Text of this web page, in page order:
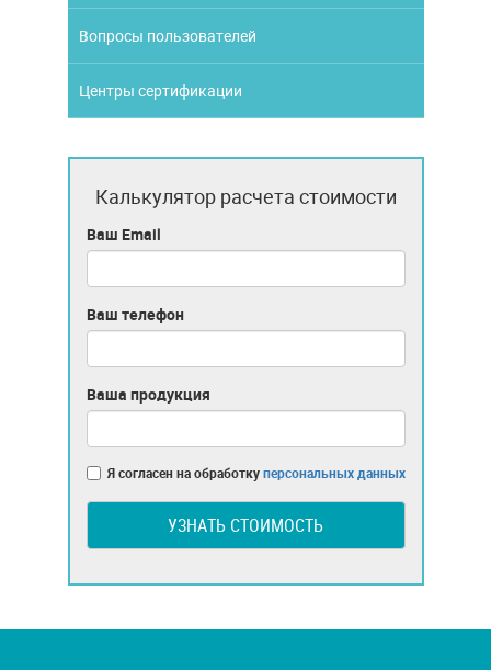
Вопросы пользователей
Центры сертификации
Калькулятор расчета стоимости
Ваш Email
Ваш телефон
Ваша продукция
Я согласен на обработкуперсональных данных
УЗНАТЬ СТОИМОСТЬ